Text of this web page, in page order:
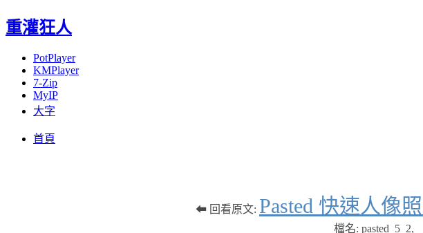
重灌狂人
PotPlayer
KMPlayer
7-Zip
MyIP
大字
首頁
⬅ 回看原文: Pasted 快速人像
檔名: pasted_5_2,